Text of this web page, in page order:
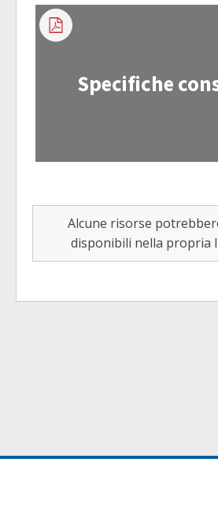
Specifiche
Alcune risorse
disponibili nella propria